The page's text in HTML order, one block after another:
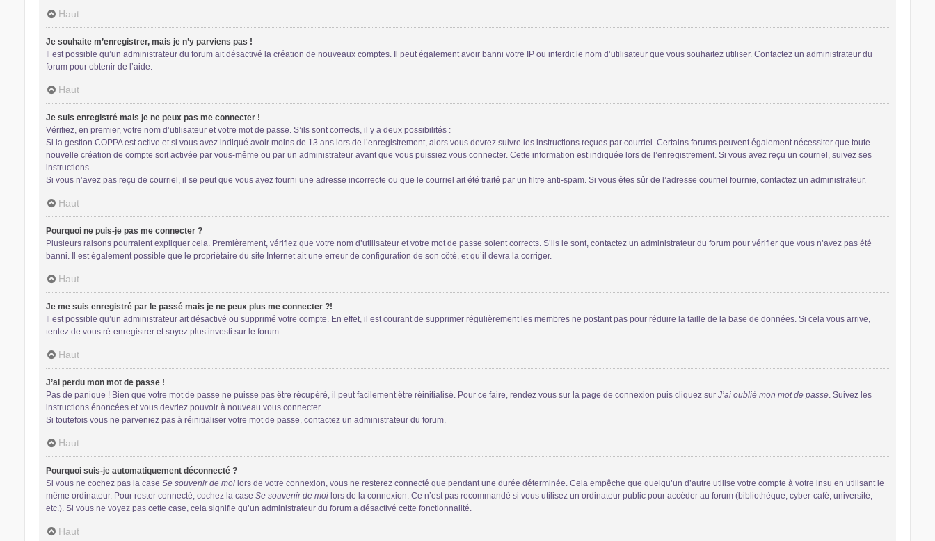
Haut
Je souhaite m’enregistrer, mais je n’y parviens pas !
Il est possible qu’un administrateur du forum ait désactivé la création de nouveaux comptes. Il peut également avoir banni votre IP ou interdit le nom d’utilisateur que vous souhaitez utiliser. Contactez un administrateur du
forum pour obtenir de l’aide.
Haut
Je suis enregistré mais je ne peux pas me connecter !
Vérifiez, en premier, votre nom d’utilisateur et votre mot de passe. S’ils sont corrects, il y a deux possibilités :
Si la gestion COPPA est active et si vous avez indiqué avoir moins de 13 ans lors de l’enregistrement, alors vous devrez suivre les instructions reçues par courriel. Certains forums peuvent également nécessiter que toute
nouvelle création de compte soit activée par vous-même ou par un administrateur avant que vous puissiez vous connecter. Cette information est indiquée lors de l’enregistrement. Si vous avez reçu un courriel, suivez ses
instructions.
Si vous n’avez pas reçu de courriel, il se peut que vous ayez fourni une adresse incorrecte ou que le courriel ait été traité par un filtre anti-spam. Si vous êtes sûr de l’adresse courriel fournie, contactez un administrateur.
Haut
Pourquoi ne puis-je pas me connecter ?
Plusieurs raisons pourraient expliquer cela. Premièrement, vérifiez que votre nom d’utilisateur et votre mot de passe soient corrects. S’ils le sont, contactez un administrateur du forum pour vérifier que vous n’avez pas été
banni. Il est également possible que le propriétaire du site Internet ait une erreur de configuration de son côté, et qu’il devra la corriger.
Haut
Je me suis enregistré par le passé mais je ne peux plus me connecter ?!
Il est possible qu’un administrateur ait désactivé ou supprimé votre compte. En effet, il est courant de supprimer régulièrement les membres ne postant pas pour réduire la taille de la base de données. Si cela vous arrive,
tentez de vous ré-enregistrer et soyez plus investi sur le forum.
Haut
J’ai perdu mon mot de passe !
Pas de panique ! Bien que votre mot de passe ne puisse pas être récupéré, il peut facilement être réinitialisé. Pour ce faire, rendez vous sur la page de connexion puis cliquez sur J’ai oublié mon mot de passe. Suivez les
instructions énoncées et vous devriez pouvoir à nouveau vous connecter.
Si toutefois vous ne parveniez pas à réinitialiser votre mot de passe, contactez un administrateur du forum.
Haut
Pourquoi suis-je automatiquement déconnecté ?
Si vous ne cochez pas la case Se souvenir de moilors de votre connexion, vous ne resterez connecté que pendant une durée déterminée. Cela empêche que quelqu’un d’autre utilise votre compte à votre insu en utilisant le
même ordinateur. Pour rester connecté, cochez la case Se souvenir de moilors de la connexion. Ce n’est pas recommandé si vous utilisez un ordinateur public pour accéder au forum (bibliothèque, cyber-café, université,
etc.). Si vous ne voyez pas cette case, cela signifie qu’un administrateur du forum a désactivé cette fonctionnalité.
Haut